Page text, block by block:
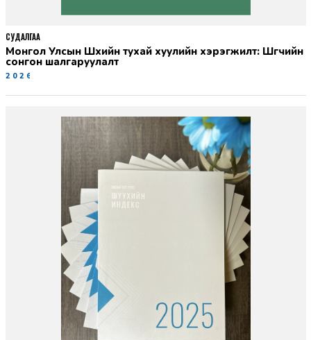
Монгол Улсын Шүүхийн тухай хуулийн хэрэгжилт: Шүүгчийн
сонгон шалгаруулалт
2026-06-19
СУДАЛГАА